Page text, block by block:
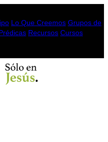
Lo Que Creemos Grupos de
Recursos Cursos